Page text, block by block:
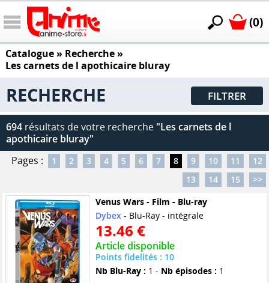
(0)
Catalogue» Recherche »
Les carnets de l apothicaire bluray
RECHERCHE FILTRER
694 résultats de votre recherche "Les carnets de l
apothicaire bluray"
Pages :
1 2 3 4 5 6 7 8 9 10 11
12
13
14 15
>>
Venus Wars - Film - Blu-ray
Dybex- Blu-Ray - intégrale
13.46 €
Article disponible
Points fidelités : 10
Nb Blu-Ray : 1 - Nb épisodes : 1